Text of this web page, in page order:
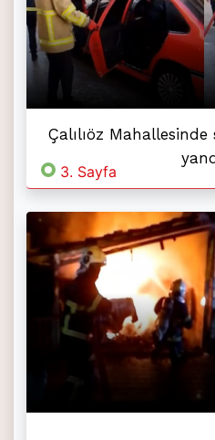
Çalılıöz
3. Sayfa